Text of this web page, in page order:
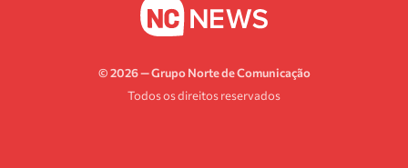
© 2026 — Grupo Norte de Comunicação
Todos os direitos reservados